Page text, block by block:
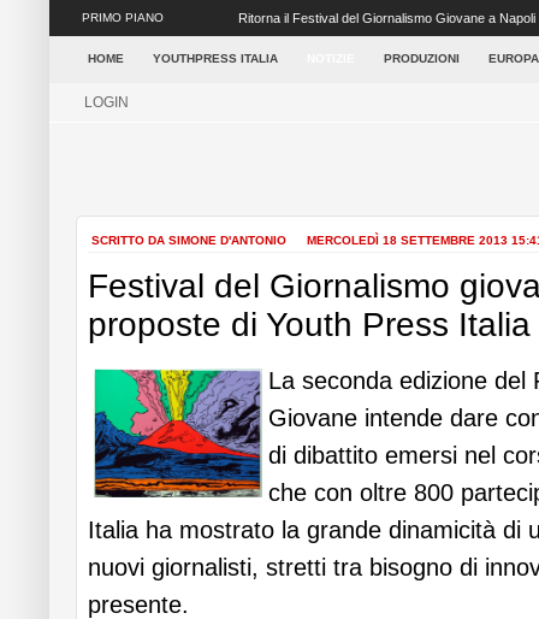
PRIMO PIANO Ritorna il Festival del Giornalismo Giovane a
settore dei media ...
HOME YOUTHPRESS ITALIA PRODUZIONI
LOGIN
SCRITTO DA SIMONE D'ANTONIO MERCOLEDÌ 18 SETTEMBRE 2013
Festival del Giornalismo
proposte di Youth Press Italia
La seconda edizione del
Giovane intende dare
di dibattito emersi nel
che con oltre 800
Italia ha mostrato la grande dinamicità di
nuovi giornalisti, stretti tra bisogno di
presente.